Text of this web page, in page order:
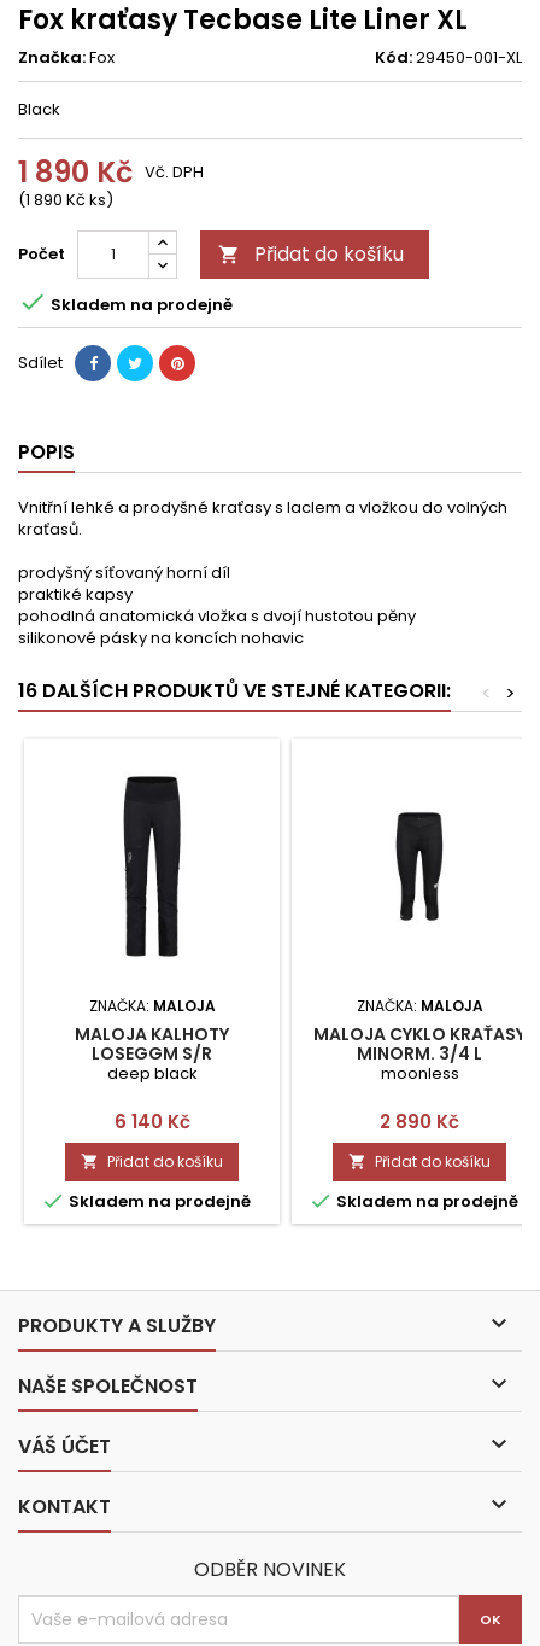
Fox kraťasy Tecbase Lite Liner XL
Značka:Fox Kód:29450-001-XL
Black
1 890 Kč
(1 890 Kč ks)
Vč. DPH
Počet  Přidat do košíku
 Skladem na prodejně
Sdílet
POPIS
Vnitřní lehké a prodyšné kraťasy s laclem a vložkou do volných
kraťasů.
prodyšný síťovaný horní díl
praktiké kapsy
pohodlná anatomická vložka s dvojí hustotou pěny
silikonové pásky na koncích nohavic
16 DALŠÍCH PRODUKTŮ VE STEJNÉ KATEGORII: >
<
ZNAČKA: MALOJA
MALOJA KALHOTY
LOSEGGM S/R
deep black
Cena
6 140 Kč
 Přidat do košíku
 Skladem na prodejně
ZNAČKA: MALOJA
MALOJA CYKLO KRAŤASY
MINORM. 3/4 L
moonless
Cena
2 890 Kč
 Přidat do košíku
 Skladem na prodejně
PRODUKTY A SLUŽBY 
NAŠE SPOLEČNOST 
VÁŠ ÚČET 
KONTAKT 
ODBĚR NOVINEK